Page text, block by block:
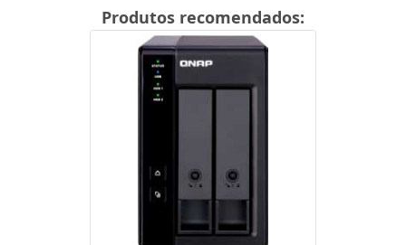
Produtos recomendados: